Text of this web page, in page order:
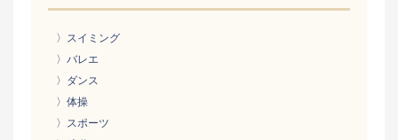
〉スイミング
〉バレエ
〉ダンス
〉体操
〉スポーツ